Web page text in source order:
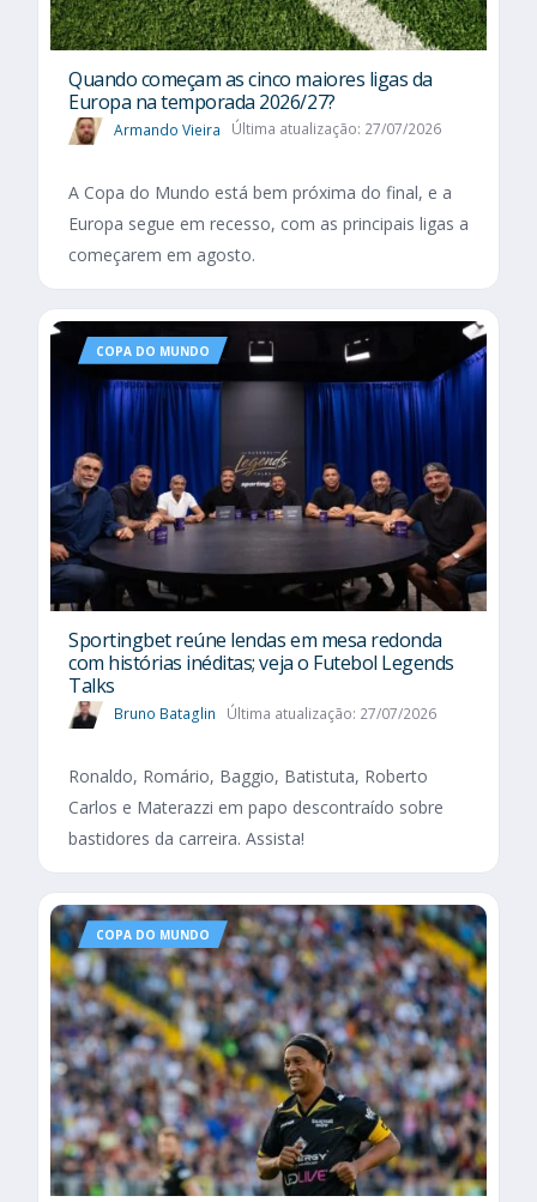
Quando começam as cinco maiores ligas da
Europa na temporada 2026/27?
Armando Vieira Última atualização: 27/07/2026
A Copa do Mundo está bem próxima do final, e a
Europa segue em recesso, com as principais ligas a
começarem em agosto.
COPA DO MUNDO
Sportingbet reúne lendas em mesa redonda
com histórias inéditas; veja o Futebol Legends
Talks
Bruno Bataglin Última atualização: 27/07/2026
Ronaldo, Romário, Baggio, Batistuta, Roberto
Carlos e Materazzi em papo descontraído sobre
bastidores da carreira. Assista!
COPA DO MUNDO